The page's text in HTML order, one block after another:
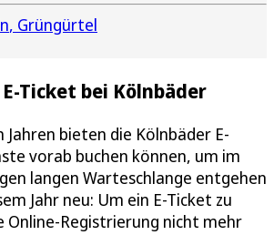
Grüngürtel
Ticket bei Kölnbäder
Jahren bieten die Kölnbäder E-
vorab buchen können, um im
langen Warteschlange entgehen
Jahr neu: Um ein E-Ticket zu
Online-Registrierung nicht mehr